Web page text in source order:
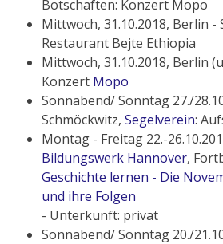
Botschaften: Konzert Mopo
Mittwoch, 31.10.2018, Berlin -
Restaurant Bejte Ethiopia
Mittwoch, 31.10.2018, Berlin
Konzert Mopo
Sonnabend/ Sonntag 27./
Schmöckwitz, Segelverein:
Montag - Freitag 22.-
Bildungswerk Hannover,
Geschichte lernen - Die
und ihre Folgen
- Unterkunft: privat
Sonnabend/ Sonntag 20./